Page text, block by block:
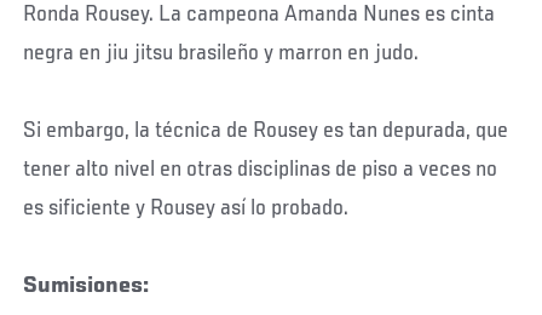
Ronda Rousey. La campeona Amanda Nunes es cinta
negra en jiu jitsu brasileño y marron en judo.
Si embargo, la técnica de Rousey es tan depurada, que
tener alto nivel en otras disciplinas de piso a veces no
es sificiente y Rousey así lo probado.
Sumisiones: